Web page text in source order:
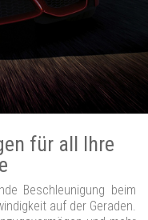
für all Ihre
Beschleunigung beim
auf der Geraden.